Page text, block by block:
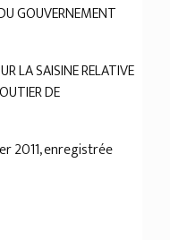
GOUVERNEMENT
LA SAISINE RELATIVE
DE
2011, enregistrée